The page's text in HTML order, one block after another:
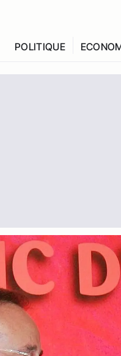
POLITIQUE